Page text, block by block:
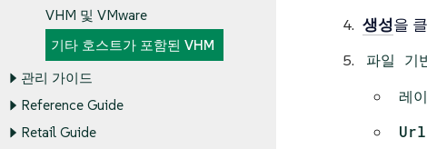
VHM 및 VMware
기타 호스트가 포함된 VHM
관리 가이드
Reference Guide
Retail Guide
생성을
파일 기
레
Url